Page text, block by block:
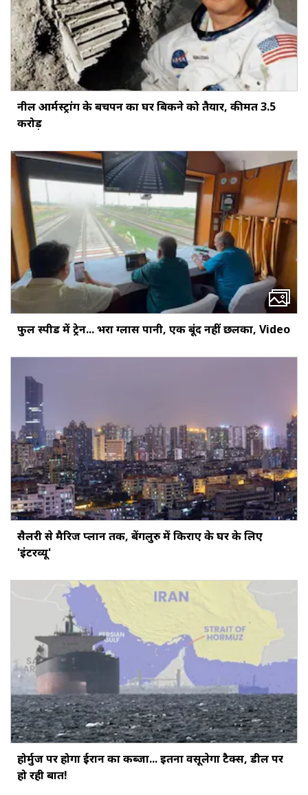
नील आर्मस्ट्रांग के बचपन का घर बिकने को तैयार, कीमत 3.5
करोड़
फुल स्पीड में ट्रेन... भरा ग्लास पानी, एक बूंद नहीं छलका, Video
सैलरी से मैरिज प्लान तक, बेंगलुरु में किराए के घर के लिए
'इंटरव्यू'
होर्मुज पर होगा ईरान का कब्जा... इतना वसूलेगा टैक्स, डील पर
हो रही बात!